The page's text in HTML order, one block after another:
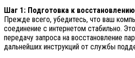
Шаг 1: Подготовка к восстановлению
Прежде всего, убедитесь, что ваш
соединение с интернетом стабильно.
передачу запроса на восстановление
дальнейших инструкций от службы